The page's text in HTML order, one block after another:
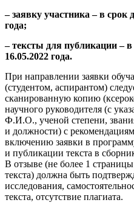
– заявку участника – в срок
года;
– тексты для публикации – в
16.05.2022 года.
При направлении заявки
(студентом, аспирантом)
сканированную копию
научного руководителя (с
Ф.И.О., ученой степени,
и должности) с
включению заявки в
и публикации текста в
В отзыве (не более 1
текста) должна быть
исследования,
текста, отсутствие плагиата.